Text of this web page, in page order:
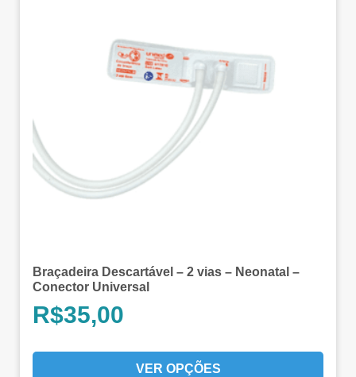
Braçadeira Descartável – 2 vias – Neonatal –
Conector Universal
R$35,00
VER OPÇÕES